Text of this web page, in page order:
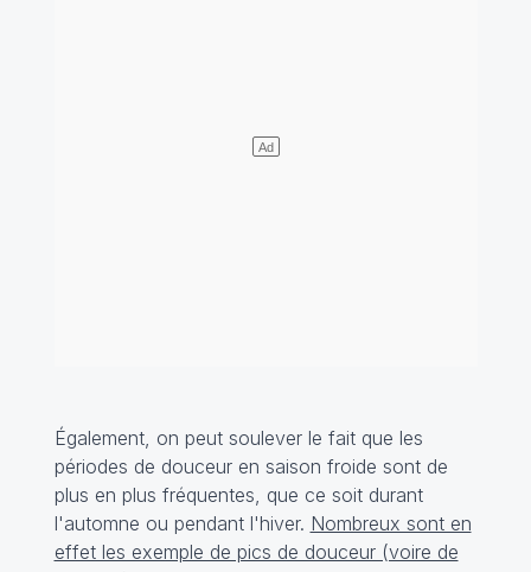
Également, on peut soulever le fait que les
périodes de douceur en saison froide sont de
plus en plus fréquentes, que ce soit durant
l'automne ou pendant l'hiver. Nombreux sont en
effet les exemple de pics de douceur (voire de